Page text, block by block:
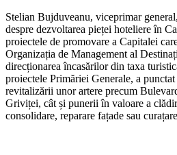
Stelian Bujduveanu, viceprimar
despre dezvoltarea pieței hoteliere în
proiectele de promovare a Capitalei
Organizația de Management al
direcționarea încasărilor din taxa
proiectele Primăriei Generale, a
revitalizării unor artere precum
Griviței, cât și punerii în valoare a
consolidare, reparare fațade sau